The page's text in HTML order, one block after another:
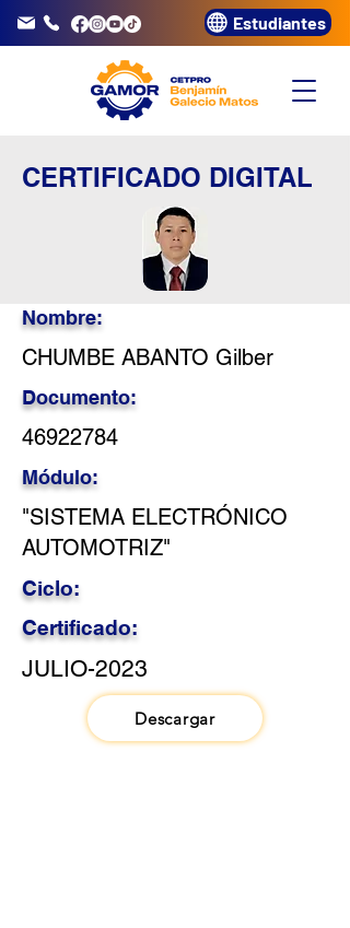
3320072 Estudiantes
CERTIFICADO DIGITAL
Nombre:
CHUMBE ABANTO Gilber
Documento:
46922784
Módulo:
"SISTEMA ELECTRÓNICO
AUTOMOTRIZ"
Ciclo:
Certificado:
JULIO-2023
Descargar